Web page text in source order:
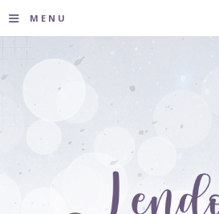
≡ MENU